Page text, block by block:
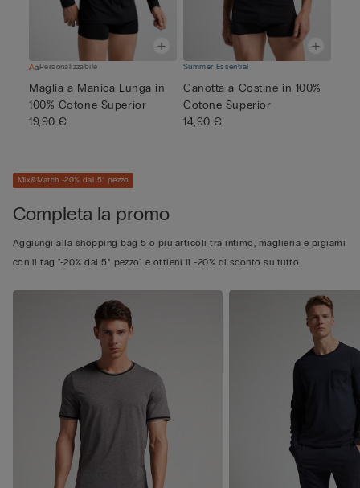
Personalizzabile
Maglia a Manica Lunga in
100% Cotone Superior
19,90 €
Summer Essential
Canotta a Costine in 100%
Cotone Superior
14,90 €
Mix&Match -20% dal 5° pezzo
Completa la promo
Aggiungi alla shopping bag 5 o più articoli tra intimo, maglieria e pigiami
con il tag "-20% dal 5° pezzo" e ottieni il -20% di sconto su tutto.